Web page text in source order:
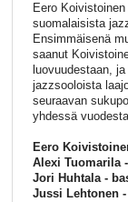
Eero
suomalaisista
Ensimmäisenä
saanut
luovuudestaan,
jazzsooloista
seuraavan
yhdessä
Eero
Alexi Tuomarila
Jori Huhtala -
Jussi Lehtonen